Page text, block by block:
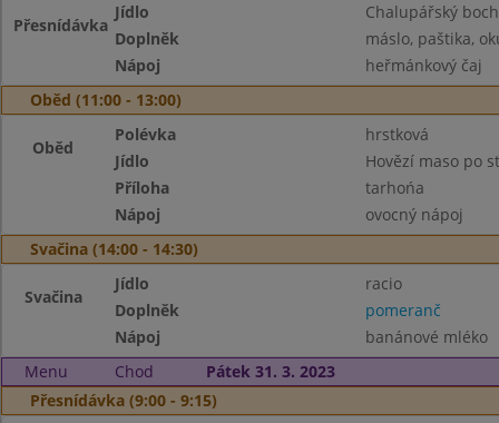
Přesnídávka
Jídlo
Chalupářský
Doplněk
máslo, paštika,
Nápoj
heřmánkový čaj
Oběd (11:00 - 13:00)
Oběd
Polévka
hrstková
Jídlo
Hovězí maso po
Příloha
tarhońa
Nápoj
ovocný nápoj
Svačina (14:00 - 14:30)
Svačina
Jídlo
racio
Doplněk
pomeranč
Nápoj
banánové mléko
Menu
Chod
Pátek 31. 3. 2023
Přesnídávka (9:00 - 9:15)